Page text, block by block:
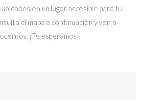
en un lugar accesible para tu
el mapa a continuación y ven a
¡Te esperamos!